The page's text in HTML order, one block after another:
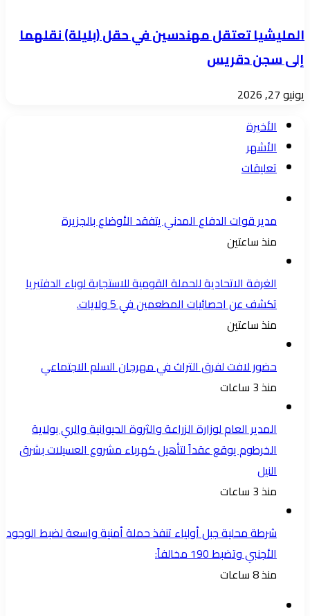
المليشيا تعتقل مهندسين في حقل (بليلة) نقلهما
إلى سجن دقريس
يونيو 27, 2026
الأخيرة
الأشهر
تعليقات
مدير قوات الدفاع المدني يتفقد الأوضاع بالجزيرة
منذ ساعتين
الغرفة الاتحادية للحملة القومية للاستجابة لوباء الدفتيريا
تكشف عن احصائيات المطعمين في 5 ولايات.
منذ ساعتين
حضور لافت لفرق التراث في مهرجان السلم الاجتماعي
منذ 3 ساعات
المدير العام لوزارة الزراعة والثروة الحيوانية والري بولاية
الخرطوم يوقع عقداً لتأهيل كهرباء مشروع العسيلات بشرق
النيل
منذ 3 ساعات
شرطة محلية جبل أولياء تنفذ حملة أمنية واسعة لضبط الوجود
الأجنبي وتضبط 190 مخالفاً:
منذ 8 ساعات